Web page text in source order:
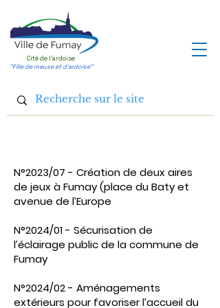
Cité de l'ardoise
"Fille de meuse et d'ardoise"
N°2023/07 - Création de deux aires
de jeux à Fumay (place du Baty et
avenue de l’Europe
N°2024/01 - Sécurisation de
l’éclairage public de la commune de
Fumay
N°2024/02 - Aménagements
extérieurs pour favoriser l’accueil du